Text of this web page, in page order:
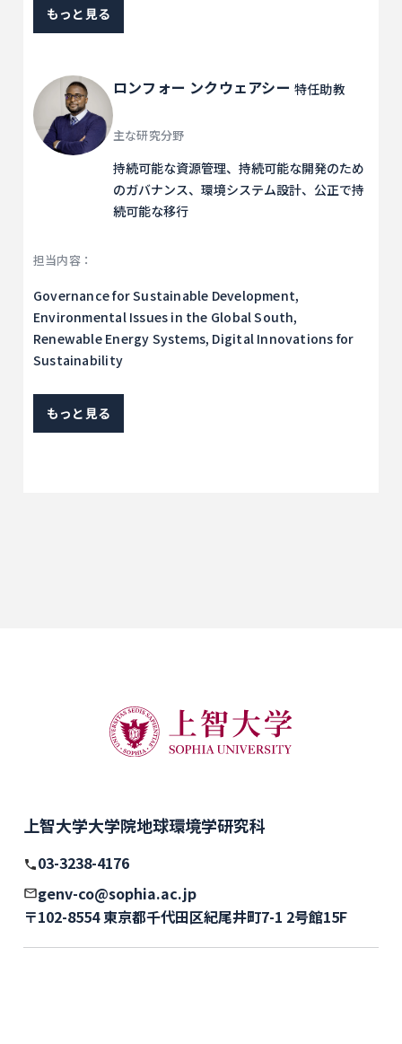
もっと見る
ロンフォー ンクウェアシー 特任助教
主な研究分野
持続可能な資源管理、持続可能な開発のため
のガバナンス、環境システム設計、公正で持
続可能な移行
担当内容：
Governance for Sustainable Development,
Environmental Issues in the Global South,
Renewable Energy Systems, Digital Innovations for
Sustainability
もっと見る
上智大学大学院地球環境学研究科
03-3238-4176
genv-co@sophia.ac.jp
〒102-8554 東京都千代田区紀尾井町7-1 2号館15F